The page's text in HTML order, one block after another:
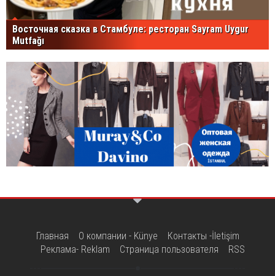
Восточная сказка в Стамбуле: ресторан Sayram Uygur
Mutfağı
Главная О компании - Künye
Контакты -İletişim
Реклама- Reklam
Страница пользователя RSS